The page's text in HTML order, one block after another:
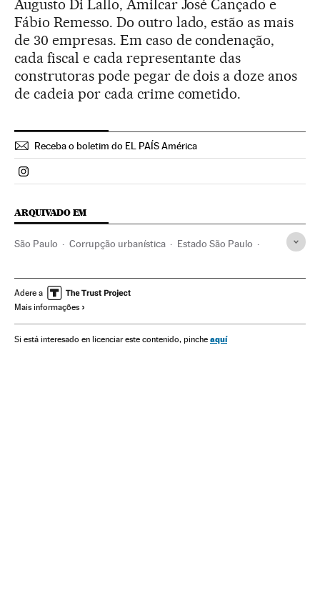
Augusto Di Lallo, Amilcar José Cançado e
Fábio Remesso. Do outro lado, estão as mais
de 30 empresas. Em caso de condenação,
cada fiscal e cada representante das
construtoras pode pegar de dois a doze anos
de cadeia por cada crime cometido.
Receba o boletim do EL PAÍS América
Politica El País Brasil en Instagram
ARQUIVADO EM
São Paulo Corrupção urbanística Estado São Paulo
Corrupção América do Sul
Política
Adere a
Mais informações
Si está interesado en licenciar este contenido, pinche aquí